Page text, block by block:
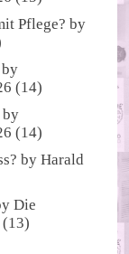
Pflege? by
by
(14)
by
(14)
byHarald
Die
(13)